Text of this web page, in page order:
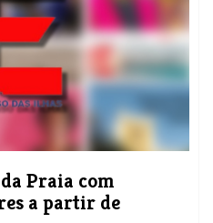
Praia com
a partir de